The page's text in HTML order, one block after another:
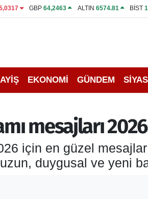
GBP64,2463 ALTIN 6574.81 BİST
EKONOMİ GÜNDEM
mesajları
için en güzel
duygusal ve yeni